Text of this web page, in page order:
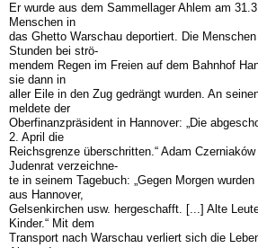
Er wurde aus dem Sammellager Ahlem am
Menschen in
das Ghetto Warschau deportiert. Die
Stunden bei strö-
mendem Regen im Freien auf dem Bahnhof
sie dann in
aller Eile in den Zug gedrängt wurden. An
meldete der
Oberfinanzpräsident in Hannover: „Die
2. April die
Reichsgrenze überschritten.“ Adam
Judenrat verzeichne-
te in seinem Tagebuch: „Gegen Morgen
aus Hannover,
Gelsenkirchen usw. hergeschafft. [...] Alte
Kinder.“ Mit dem
Transport nach Warschau verliert sich die